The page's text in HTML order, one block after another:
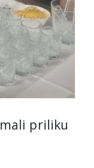
priliku